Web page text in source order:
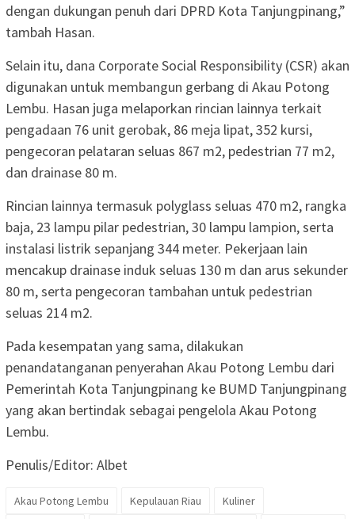
dengan dukungan penuh dari DPRD Kota Tanjungpinang,”
tambah Hasan.
Selain itu, dana Corporate Social Responsibility (CSR) akan
digunakan untuk membangun gerbang di Akau Potong
Lembu. Hasan juga melaporkan rincian lainnya terkait
pengadaan 76 unit gerobak, 86 meja lipat, 352 kursi,
pengecoran pelataran seluas 867 m2, pedestrian 77 m2,
dan drainase 80 m.
Rincian lainnya termasuk polyglass seluas 470 m2, rangka
baja, 23 lampu pilar pedestrian, 30 lampu lampion, serta
instalasi listrik sepanjang 344 meter. Pekerjaan lain
mencakup drainase induk seluas 130 m dan arus sekunder
80 m, serta pengecoran tambahan untuk pedestrian
seluas 214 m2.
Pada kesempatan yang sama, dilakukan
penandatanganan penyerahan Akau Potong Lembu dari
Pemerintah Kota Tanjungpinang ke BUMD Tanjungpinang
yang akan bertindak sebagai pengelola Akau Potong
Lembu.
Penulis/Editor: Albet
Akau Potong Lembu Kepulauan Riau
Kuliner